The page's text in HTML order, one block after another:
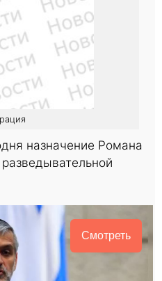
назначение Романа
Смотреть